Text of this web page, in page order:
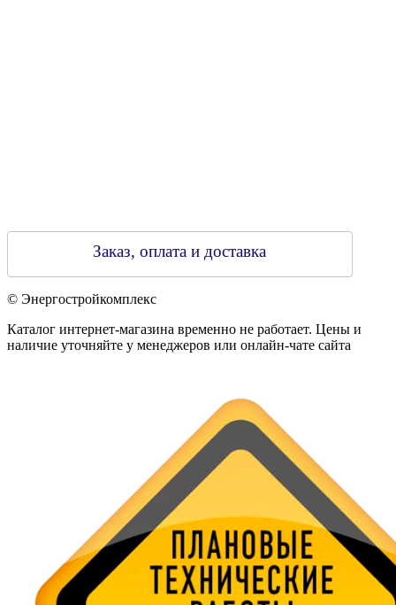
Заказ, оплата и доставка
© Энергостройкомплекс
Каталог интернет-магазина временно не работает. Цены и
наличие уточняйте у менеджеров или онлайн-чате сайта